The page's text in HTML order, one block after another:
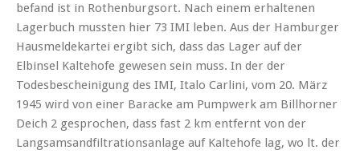
befand ist in Rothenburgsort. Nach einem erhaltenen
Lagerbuch mussten hier 73 IMI leben. Aus der Hamburger
Hausmeldekartei ergibt sich, dass das Lager auf der
Elbinsel Kaltehofe gewesen sein muss. In der der
Todesbescheinigung des IMI, Italo Carlini, vom 20. März
1945 wird von einer Baracke am Pumpwerk am Billhorner
Deich 2 gesprochen, dass fast 2 km entfernt von der
Langsamsandfiltrationsanlage auf Kaltehofe lag, wo lt. der